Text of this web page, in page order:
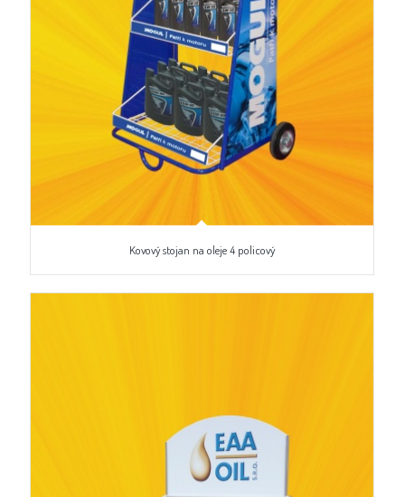
Kovový stojan na oleje 4 policový